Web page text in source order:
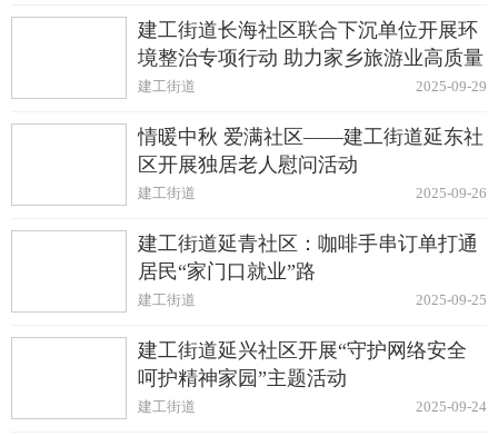
建工街道长海社区联合下沉单位开展环
境整治专项行动 助力家乡旅游业高质量
发展
2025-09-29
建工街道
情暖中秋 爱满社区——建工街道延东社
区开展独居老人慰问活动
2025-09-26
建工街道
建工街道延青社区：咖啡手串订单打通
居民“家门口就业”路
2025-09-25
建工街道
建工街道延兴社区开展“守护网络安全
呵护精神家园”主题活动
2025-09-24
建工街道